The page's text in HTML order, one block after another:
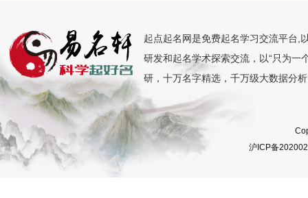
起点起名网是免费起名学习交流平台,
研发和起名学术探索交流，以“只为一
研，十万名字精选，千万级大数据分
沪ICP备